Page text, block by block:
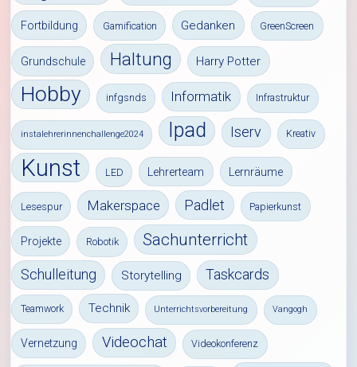
Fortbildung Gamification Gedanken GreenScreen
Grundschule Haltung Harry Potter
Hobby infgsnds Informatik Infrastruktur
instalehrerinnenchallenge2024 Ipad Iserv Kreativ
Kunst LED Lehrerteam Lernräume
Lesespur Makerspace Padlet Papierkunst
Projekte Robotik Sachunterricht
Schulleitung Storytelling Taskcards
Teamwork Technik Unterrichtsvorbereitung Vangogh
Vernetzung Videochat Videokonferenz